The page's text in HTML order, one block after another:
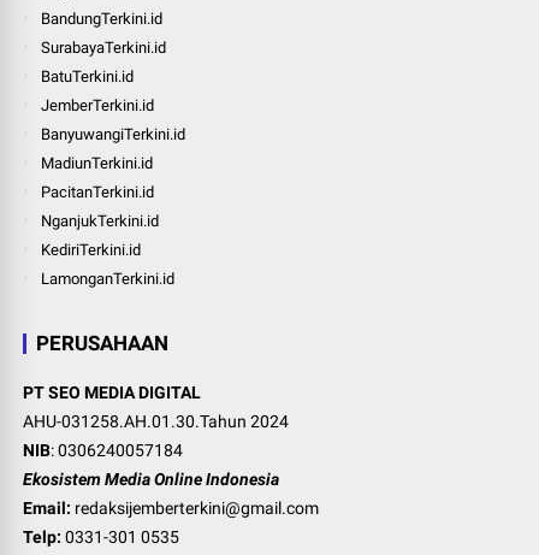
BandungTerkini.id
SurabayaTerkini.id
BatuTerkini.id
JemberTerkini.id
BanyuwangiTerkini.id
MadiunTerkini.id
PacitanTerkini.id
NganjukTerkini.id
KediriTerkini.id
LamonganTerkini.id
PERUSAHAAN
PT SEO MEDIA DIGITAL
AHU-031258.AH.01.30.Tahun 2024
NIB: 0306240057184
Ekosistem Media Online Indonesia
Email: redaksijemberterkini@gmail.com
Telp: 0331-301 0535